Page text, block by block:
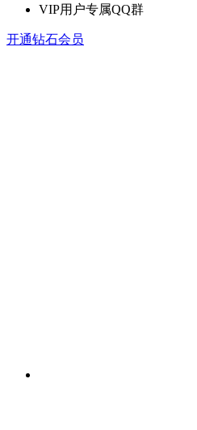
VIP用户专属QQ群
开通钻石会员